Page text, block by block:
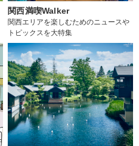
関西満喫Walker
関西エリアを楽しむためのニュースや
トピックスを大特集